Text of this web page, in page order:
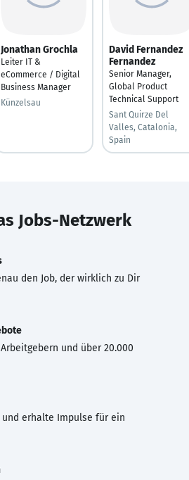
Jonathan Grochla
Leiter IT &
eCommerce / Digital
Business Manager
Künzelsau
David Fernandez
Fernandez
Senior Manager,
Global Product
Technical Support
Sant Quirze Del
Valles, Catalonia,
Spain
Jobs-Netzwerk
den Job, der wirklich zu Dir
und über 20.000
erhalte Impulse für ein